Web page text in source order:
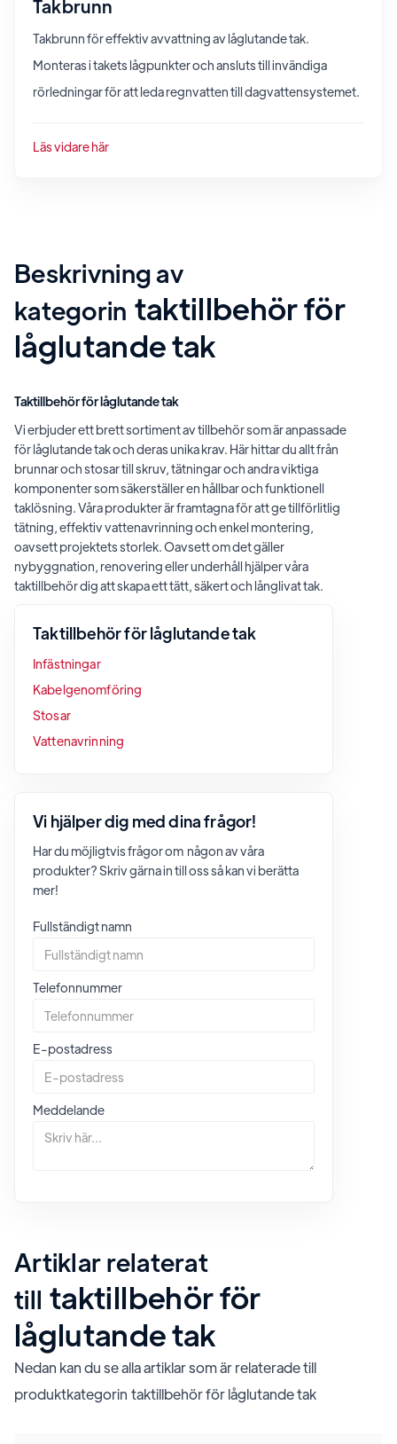
Takbrunn
Takbrunn för effektiv avvattning av låglutande tak.
Monteras i takets lågpunkter och ansluts till invändiga
rörledningar för att leda regnvatten till dagvattensystemet.
Läs vidare här
Beskrivning av
kategorin taktillbehör för
låglutande tak
Taktillbehör för låglutande tak
Vi erbjuder ett brett sortiment av tillbehör som är anpassade
för låglutande tak och deras unika krav. Här hittar du allt från
brunnar och stosar till skruv, tätningar och andra viktiga
komponenter som säkerställer en hållbar och funktionell
taklösning. Våra produkter är framtagna för att ge tillförlitlig
tätning, effektiv vattenavrinning och enkel montering,
oavsett projektets storlek. Oavsett om det gäller
nybyggnation, renovering eller underhåll hjälper våra
taktillbehör dig att skapa ett tätt, säkert och långlivat tak.
Taktillbehör för låglutande tak
Infästningar
Kabelgenomföring
Stosar
Vattenavrinning
Vi hjälper dig med dina frågor!
Har du möjligtvis frågor om någon av våra
produkter? Skriv gärna in till oss så kan vi berätta
mer!
Fullständigt namn
Telefonnummer
E-postadress
Meddelande
Artiklar relaterat
till taktillbehör för
låglutande tak
Nedan kan du se alla artiklar som är relaterade till
produktkategorin taktillbehör för låglutande tak